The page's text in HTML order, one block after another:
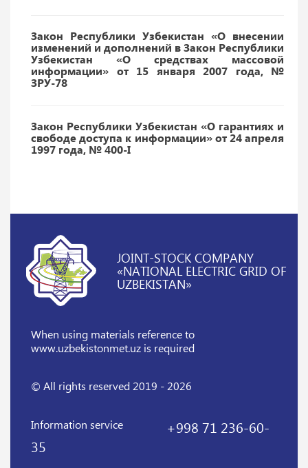
Закон Республики Узбекистан «О внесении
изменений и дополнений в Закон Республики
Узбекистан «О средствах массовой
информации» от 15 января 2007 года, №
ЗРУ-78
Закон Республики Узбекистан «О гарантиях и
свободе доступа к информации» от 24 апреля
1997 года, № 400-I
JOINT-STOCK COMPANY
«NATIONAL ELECTRIC GRID OF
UZBEKISTAN»
When using materials referenceto
www.uzbekistonmet.uz is required
© All rights reserved 2019 - 2026
Information service
+998 71 236-60-
35